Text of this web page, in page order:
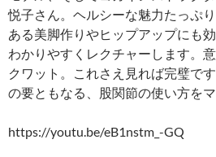
悦子さん。ヘルシーな魅力たっぷ
ある美脚作りやヒップアップにも
わかりやすくレクチャーします。
クワット。これさえ見れば完璧で
の要ともなる、股関節の使い方を
https://youtu.be/eB1nstm_-GQ